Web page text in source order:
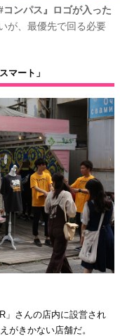
ンパス』ロゴが入った
が、最優先で回る必要
マート」
」さんの店内に設営され
がきかない店舗だ。